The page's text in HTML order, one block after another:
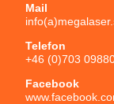
Mail
Telefon
+46 (0)703
Facebook